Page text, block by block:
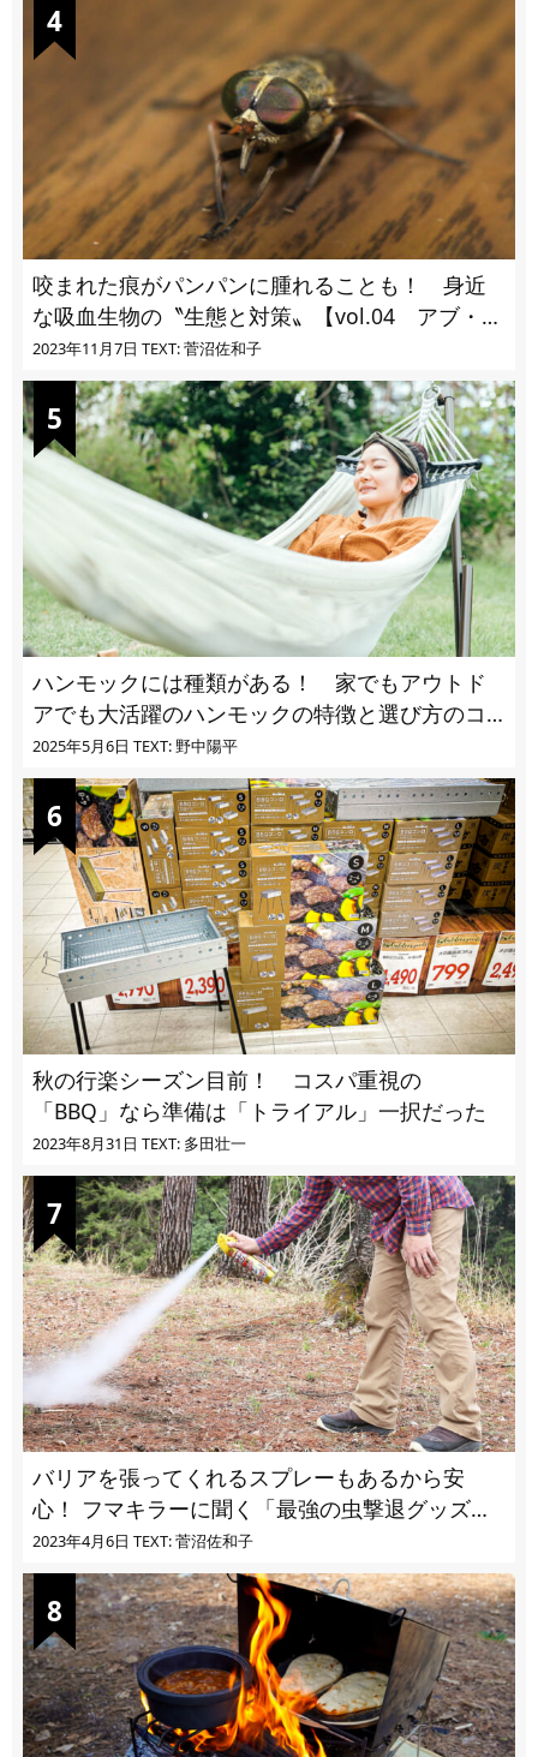
咬まれた痕がパンパンに腫れることも！ 身近
な吸血生物の〝生態と対策〟【vol.04 アブ・ブ
ユ・ヌカカ】
2023年11月7日 TEXT: 菅沼佐和子
ハンモックには種類がある！ 家でもアウトド
アでも大活躍のハンモックの特徴と選び方のコ
ツとは
2025年5月6日 TEXT: 野中陽平
秋の行楽シーズン目前！ コスパ重視の
「BBQ」なら準備は「トライアル」一択だった
2023年8月31日 TEXT: 多田壮一
バリアを張ってくれるスプレーもあるから安
心！ フマキラーに聞く「最強の虫撃退グッズ
vol.4」【キャンプサイトで使う虫よけ】
2023年4月6日 TEXT: 菅沼佐和子